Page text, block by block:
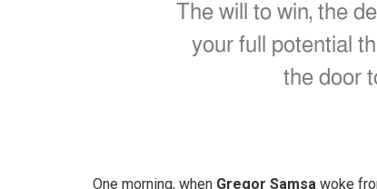
The will to win, the
your full potential
the door
One morning, when Gregor Samsa woke